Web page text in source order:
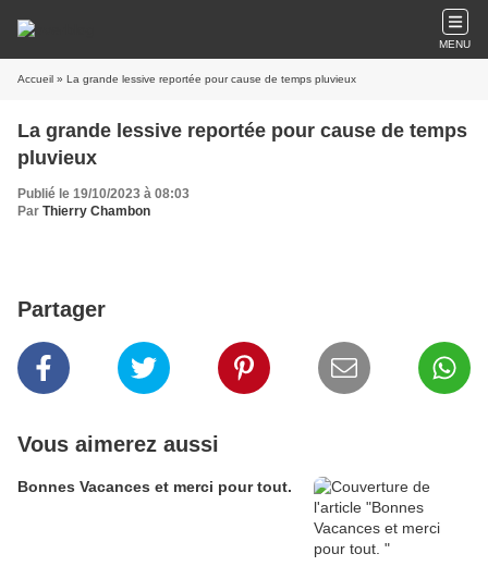
MENU
Accueil » La grande lessive reportée pour cause de temps pluvieux
La grande lessive reportée pour cause de temps
pluvieux
Publié le 19/10/2023 à 08:03
Par Thierry Chambon
Partager
Vous aimerez aussi
Bonnes Vacances et merci pour tout.